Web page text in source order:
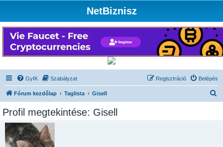
NetBiznisz
GyIK Szabályzat Belépés
Regisztráció
Fórum kezdőlap Taglista Gisell
Profil megtekintése: Gisell